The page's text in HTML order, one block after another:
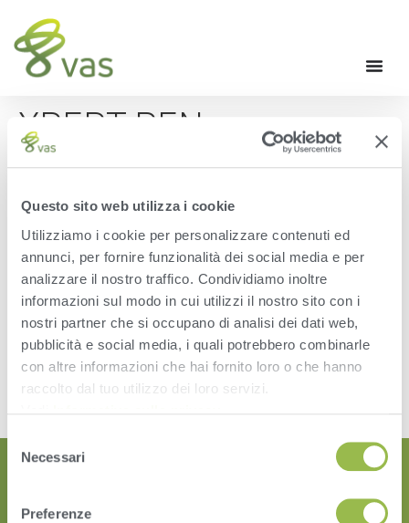
Questo sito web utilizza i cookie
Utilizziamo i cookie per personalizzare contenuti ed
annunci, per fornire funzionalità dei social media e per
analizzare il nostro traffico. Condividiamo inoltre
informazioni sul modo in cui utilizzi il nostro sito con i
nostri partner che si occupano di analisi dei dati web,
pubblicità e social media, i quali potrebbero combinarle
con altre informazioni che hai fornito loro o che hanno
raccolto dal tuo utilizzo dei loro servizi.
Selezione
delNecessari
Preferenze
XPERT PEN
VALIDATION – POCKET
COWCARD TIP OF THE
MONTH JUNE 2018
Pocket CowCard video on XPert pen validation is the June
2018 Pocket CowCard Tip of the Month.
Leave a Reply